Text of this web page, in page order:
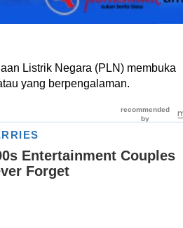
Listrik Negara (PLN) membuka
yang berpengalaman.